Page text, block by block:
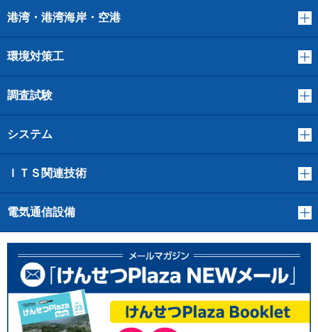
港湾・港湾海岸・空港
環境対策工
調査試験
システム
ＩＴＳ関連技術
電気通信設備